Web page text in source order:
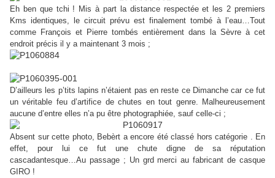
Eh ben que tchi ! Mis à part la distance respectée et les 2 premiers
Kms identiques, le circuit prévu est finalement tombé à l’eau…Tout
comme François et Pierre tombés entièrement dans la Sèvre à cet
endroit précis il y a maintenant 3 mois ;
D’ailleurs les p’tits lapins n’étaient pas en reste ce Dimanche car ce fut
un véritable feu d’artifice de chutes en tout genre. Malheureusement
aucune d’entre elles n’a pu être photographiée, sauf celle-ci ;
Absent sur cette photo, Bebèrt a encore été classé hors catégorie . En
effet, pour lui ce fut une chute digne de sa réputation
cascadantesque…Au passage ; Un grd merci au fabricant de casque
GIRO !